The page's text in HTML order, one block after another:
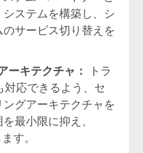
ステムを構築し、シ
サービス切り替えを
ーキテクチャ：
トラ
応できるよう、セ
グアーキテクチャを
最小限に抑え、
す。